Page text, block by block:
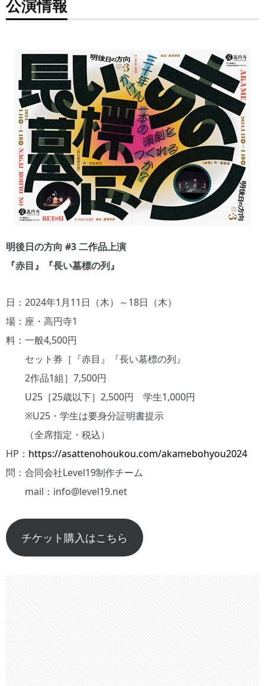
公演情報
明後日の方向 #3 二作品上演
『赤目』『長い墓標の列』
日：2024年1月11日（木）～18日（木）
場：座・高円寺1
料：一般4,500円
セット券［『赤目』『長い墓標の列』
2作品1組］7,500円
U25［25歳以下］2,500円 学生1,000円
※U25・学生は要身分証明書提示
（全席指定・税込）
HP： https://asattenohoukou.com/akamebohyou2024
問：合同会社Level19制作チーム
mail：info@level19.net
チケット購入はこちら